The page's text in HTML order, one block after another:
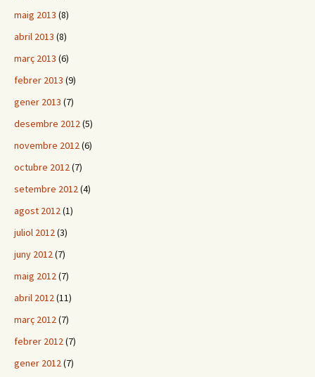
maig 2013 (8)
abril 2013 (8)
març 2013 (6)
febrer 2013 (9)
gener 2013 (7)
desembre 2012(5)
novembre 2012(6)
octubre 2012(7)
setembre 2012(4)
agost 2012(1)
juliol 2012(3)
juny 2012(7)
maig 2012(7)
abril 2012(11)
març 2012(7)
febrer 2012(7)
gener 2012(7)